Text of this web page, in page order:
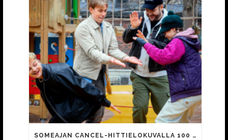
SOMEAJAN CANCEL-HITTIELOKUVALLA 100 000 KATSOJAA!